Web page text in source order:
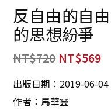
反自由的自
的思想紛爭
NT$720 NT$569
出版日期：2019-06-04
作者：馬華靈